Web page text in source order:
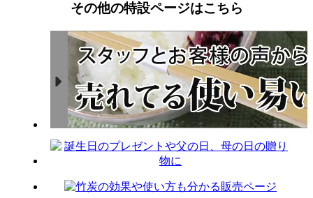
その他の特設ページはこちら